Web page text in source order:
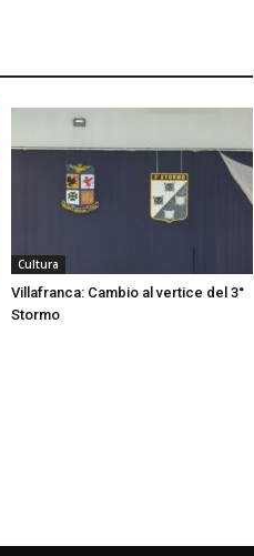
Cultura
Villafranca: Cambio al vertice del 3°
Stormo